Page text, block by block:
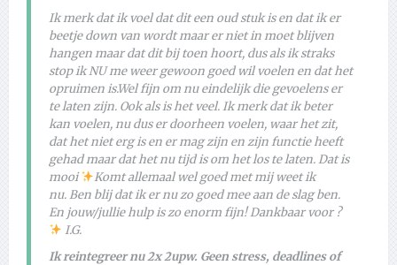
Ik merk dat ik voel dat dit een oud stuk is en dat ik er
beetje down van wordt maar er niet in moet blijven
hangen maar dat dit bij toen hoort, dus als ik straks
stop ik NU me weer gewoon goed wil voelen en dat het
opruimen is.Wel fijn om nu eindelijk die gevoelens er
te laten zijn. Ook als is het veel. Ik merk dat ik beter
kan voelen, nu dus er doorheen voelen, waar het zit,
dat het niet erg is en er mag zijn en zijn functie heeft
gehad maar dat het nu tijd is om het los te laten. Dat is
mooi
Komt allemaal wel goed met mij weet ik
nu. Ben blij dat ik er nu zo goed mee aan de slag ben.
En jouw/jullie hulp is zo enorm fijn! Dankbaar voor ?
I.G.
Ik reintegreer nu 2x 2upw. Geen stress, deadlines of